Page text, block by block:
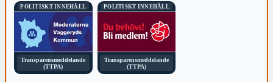
POLITISKT INNEHÅLL
Transparensmeddelande
(TTPA)
POLITISKT INNEHÅLL
Transparensmeddelande
(TTPA)